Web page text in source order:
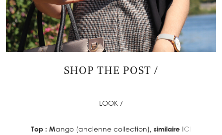
SHOP THE POST /
LOOK /
Top : Mango (ancienne collection), similaire ICI